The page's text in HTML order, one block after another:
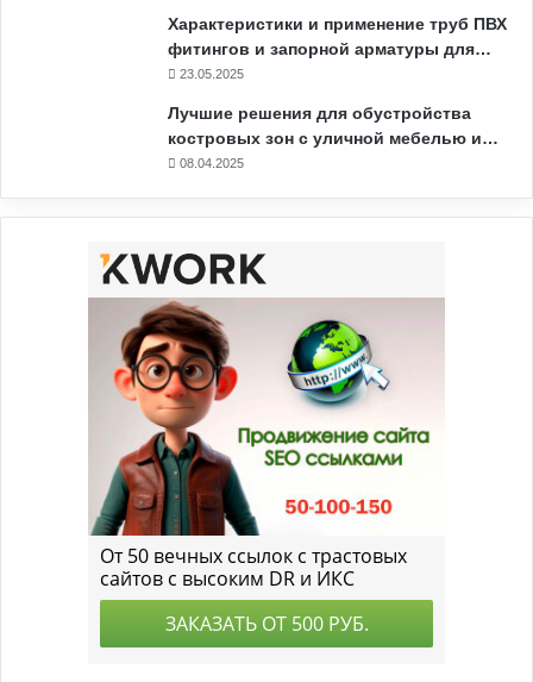
Характеристики и применение труб ПВХ
фитингов и запорной арматуры для…
23.05.2025
Лучшие решения для обустройства
костровых зон с уличной мебелью и…
08.04.2025